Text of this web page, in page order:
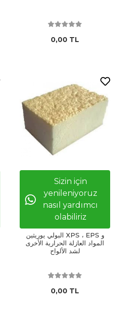
0,00 TL
Sizin için
yenileniyoruz
nasıl yardımcı
olabiliriz
البولي يوريثين XPS ، EPS و
المواد العازلة الحرارية الأخرى
لشد الألواح
0,00 TL